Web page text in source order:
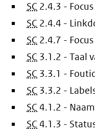
SC 2.4.3 -
SC 2.4.4 -
SC 2.4.7 -
SC 3.1.2 - Taal
SC 3.3.1 -
SC 3.3.2 -
SC 4.1.2 -
SC 4.1.3 -